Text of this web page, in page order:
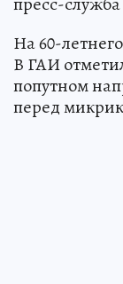
На 60-
В ГАИ
попутном
перед